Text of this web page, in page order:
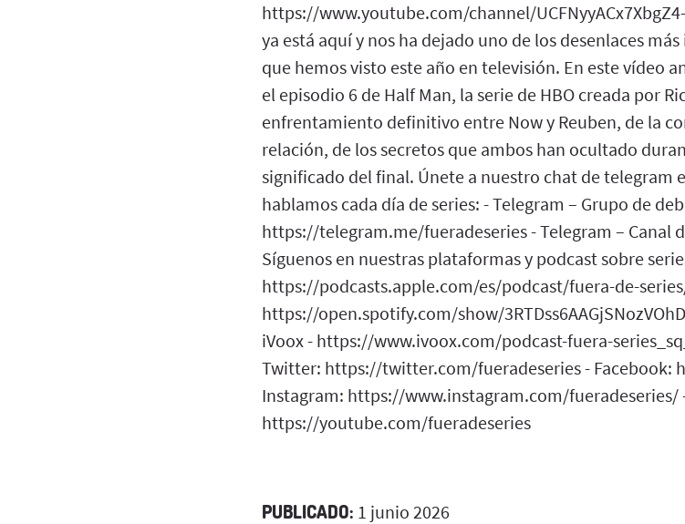
https://www.youtube.com/channel/
ya está aquí y nos ha dejado uno de los desenlaces
que hemos visto este año en televisión. En este vídeo
el episodio 6 de Half Man, la serie de HBO creada por
enfrentamiento definitivo entre Now y Reuben, de la
relación, de los secretos que ambos han ocultado
significado del final. Únete a nuestro chat de telegram
hablamos cada día de series: - Telegram – Grupo de
https://telegram.me/fueradeseries - Telegram –
Síguenos en nuestras plataformas y podcast sobre
https://podcasts.apple.com/es/podcast/fuera-de-
https://open.spotify.com/show/
iVoox - https://www.ivoox.com/podcast-fuera-
Twitter: https://twitter.com/fueradeseries - Facebook:
Instagram: https://www.instagram.com/fueradeseries/
https://youtube.com/fueradeseries
PUBLICADO: 1 junio 2026